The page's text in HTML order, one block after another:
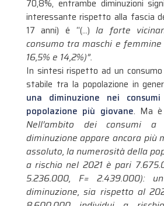
70,8%, entrambe diminuzioni
interessante rispetto alla fascia
17 anni) é “(…)la forte
consumo tra maschi e
16,5% e 14,2%)”.
In sintesi rispetto ad un consumo
stabile tra la popolazione in
una diminuzione nei
popolazione più giovane. Ma
Nell’ambito dei consumi
diminuzione appare ancora più
assoluto, la numerosità della
a rischio nel 2021 è pari
5.236.000, F= 2.439.000):
diminuzione, sia rispetto al